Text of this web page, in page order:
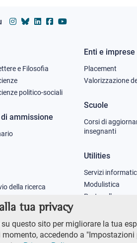
tua privacy
questo sito per migliorare la tua
accedendo a
e Filosofia
politico-sociali
ammissione
della ricerca
Footer
2
Enti e imprese
Placement
Valorizzazione
Scuole
Corsi di
insegnanti
Utilities
Servizi
Modulistica
Protocollo